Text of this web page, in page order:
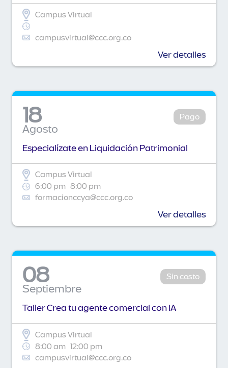
Campus Virtual
campusvirtual@ccc.org.co
Ver detalles
18
Agosto
Pago
Especialízate en Liquidación Patrimonial
Campus Virtual
6:00 pm 8:00 pm
formacionccya@ccc.org.co
Ver detalles
08
Septiembre
Sin costo
Taller Crea tu agente comercial con IA
Campus Virtual
8:00 am 12:00 pm
campusvirtual@ccc.org.co